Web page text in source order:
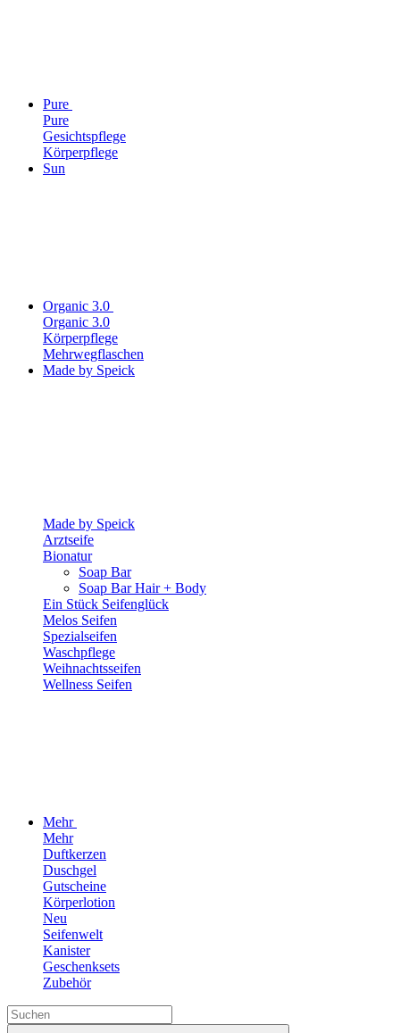
Pure
Pure
Gesichtspflege
Körperpflege
Sun
Organic 3.0
Organic 3.0
Körperpflege
Mehrwegflaschen
Made by Speick
Made by Speick
Arztseife
Bionatur
Soap Bar
Soap Bar Hair + Body
Ein Stück Seifenglück
Melos Seifen
Spezialseifen
Waschpflege
Weihnachtsseifen
Wellness Seifen
Mehr
Mehr
Duftkerzen
Duschgel
Gutscheine
Körperlotion
Neu
Seifenwelt
Kanister
Geschenksets
Zubehör